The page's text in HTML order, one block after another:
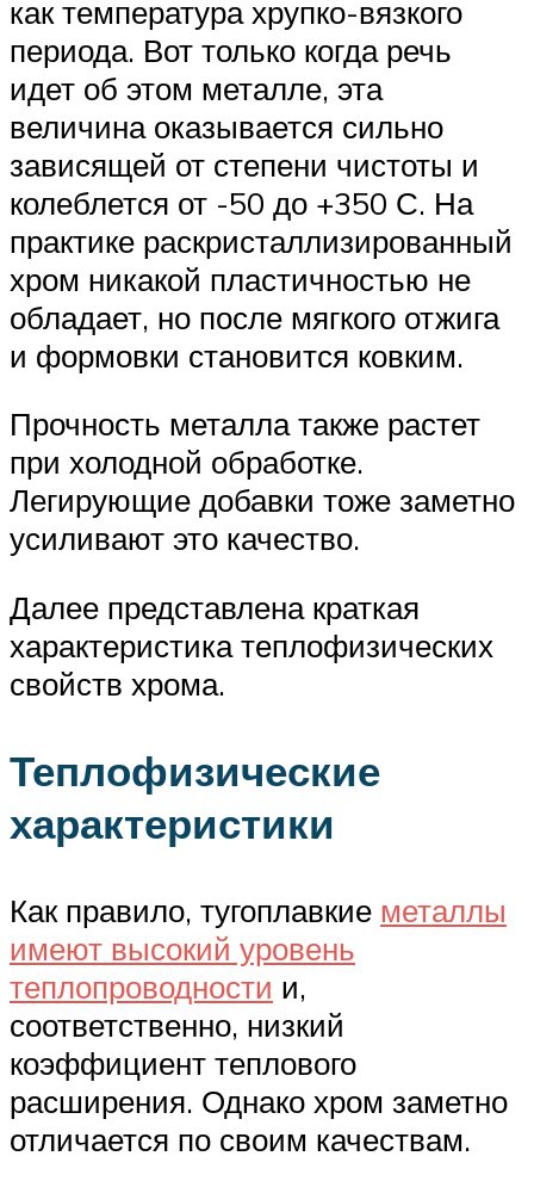
как температура хрупко-вязкого
периода. Вот только когда речь
идет об этом металле, эта
величина оказывается сильно
зависящей от степени чистоты и
колеблется от -50 до +350 С. На
практике раскристаллизированный
хром никакой пластичностью не
обладает, но после мягкого отжига
и формовки становится ковким.
Прочность металла также растет
при холодной обработке.
Легирующие добавки тоже заметно
усиливают это качество.
Далее представлена краткая
характеристика теплофизических
свойств хрома.
Теплофизические
характеристики
Как правило, тугоплавкие металлы
имеют высокий уровень
теплопроводности и,
соответственно, низкий
коэффициент теплового
расширения. Однако хром заметно
отличается по своим качествам.